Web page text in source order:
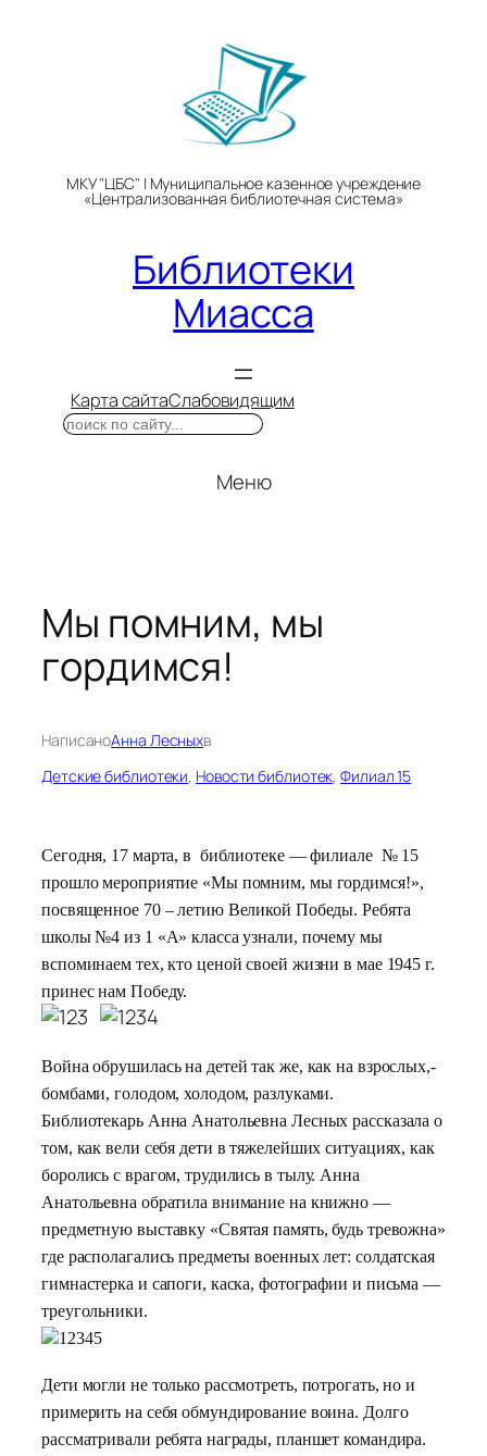
МКУ "ЦБС" | Муниципальное казенное учреждение
«Централизованная библиотечная система»
Библиотеки
Миасса
Карта сайтаСлабовидящим
Поиск
Меню
Мы помним, мы
гордимся!
НаписаноАнна Лесныхв
Детские библиотеки, Новости библиотек, Филиал 15
Сегодня, 17 марта, в библиотеке — филиале № 15
прошло мероприятие «Мы помним, мы гордимся!»,
посвященное 70 – летию Великой Победы. Ребята
школы №4 из 1 «А» класса узнали, почему мы
вспоминаем тех, кто ценой своей жизни в мае 1945 г.
принес нам Победу.
Война обрушилась на детей так же, как на взрослых,-
бомбами, голодом, холодом, разлуками.
Библиотекарь Анна Анатольевна Лесных рассказала о
том, как вели себя дети в тяжелейших ситуациях, как
боролись с врагом, трудились в тылу. Анна
Анатольевна обратила внимание на книжно —
предметную выставку «Святая память, будь тревожна»
где располагались предметы военных лет: солдатская
гимнастерка и сапоги, каска, фотографии и письма —
треугольники.
Дети могли не только рассмотреть, потрогать, но и
примерить на себя обмундирование воина. Долго
рассматривали ребята награды, планшет командира.